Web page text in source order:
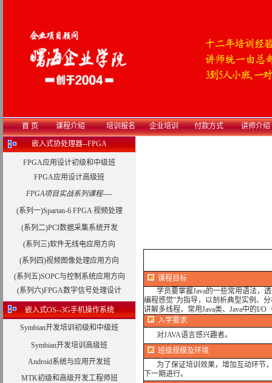
首 页 课程介绍 培训报名 企业培训 付款方式 讲师介绍
嵌入式协处理器--FPGA
FPGA应用设计初级和中级班
FPGA应用设计高级班
FPGA项目实战系列课程----
(系列一)Spartan-6 FPGA 视频处理
(系列二)PCI数据采集系统开发
(系列三)软件无线电应用方向
(系列四)视频图像处理应用方向
(系列五)SOPC与控制系统应用方向
(系列六)FPGA数字信号处理设计
嵌入式OS--3G手机操作系统
Symbian开发培训初级和中级班
Symbian开发培训高级班
Android系统与应用开发班
MTK初级和高级开发工程师班
课程目标
学员要掌握Java的一些常用语法，
编程感觉”为指导，以剖析典型实例、
讲解多线程、常用Java类、Java中的I/
入学要求
对JAVA语言感兴趣者。
班级规模及环境
为了保证培训效果，增加互动环节，
下一期进行。